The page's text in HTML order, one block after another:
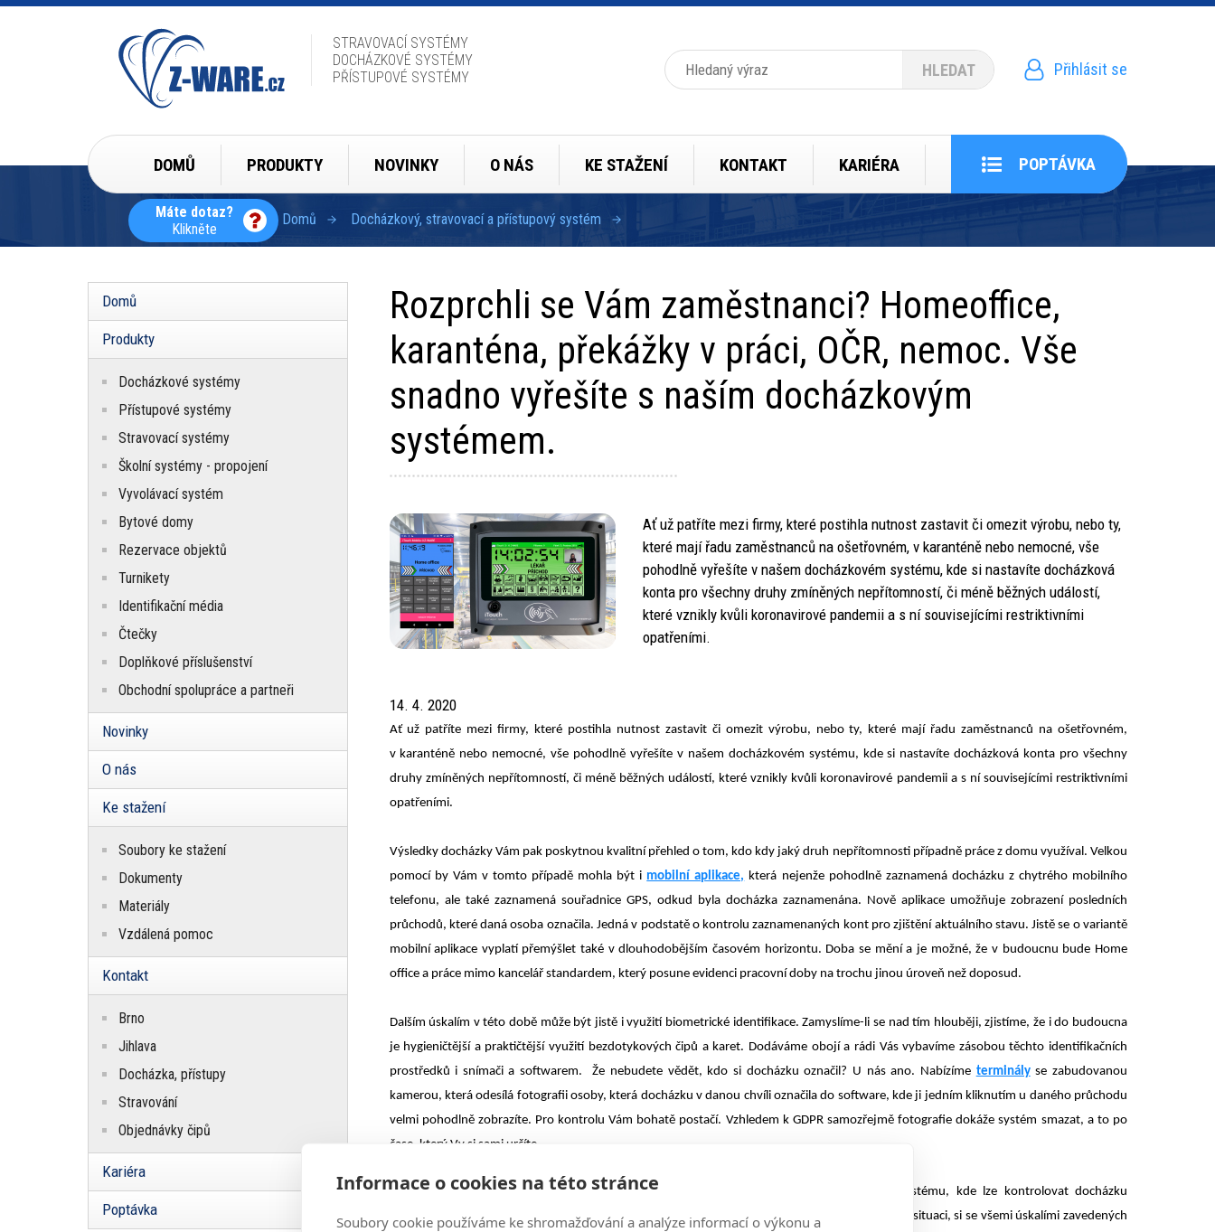
Informace o cookies na této stránce
Soubory cookie používáme ke shromažďování a analýze informací o výkonu a
Přejít
STRAVOVACÍ SYSTÉMY
DOCHÁZKOVÉ SYSTÉMY
PŘÍSTUPOVÉ SYSTÉMY
Menu
účtu
Přihlásit se
Hledat
Hlavní
navigace
DOMŮ PRODUKTY NOVINKY O NÁS KE STAŽENÍ KONTAKT KARIÉRA POPTÁVKA
Máte dotaz?
Klikněte
Drobečková
Domů Docházkový, stravovací a přístupový systém
Rozprchli se Vám zaměstnanci? Homeoffice,
karanténa, překážky v práci, OČR, nemoc. Vše
snadno vyřešíte s naším docházkovým
systémem.
Ať už patříte mezi firmy, které postihla nutnost zastavit či omezit výrobu, nebo ty,
které mají řadu zaměstnanců na ošetřovném, v karanténě nebo nemocné, vše
pohodlně vyřešíte v našem docházkovém systému, kde si nastavíte docházková
konta pro všechny druhy zmíněných nepřítomností, či méně běžných událostí,
které vznikly kvůli koronavirové pandemii a s ní souvisejícími restriktivními
opatřeními.
14. 4. 2020
Ať už patříte mezi firmy, které postihla nutnost zastavit či omezit výrobu, nebo ty, které mají řadu zaměstnanců na ošetřovném,
v karanténě nebo nemocné, vše pohodlně vyřešíte v našem docházkovém systému, kde si nastavíte docházková konta pro všechny
druhy zmíněných nepřítomností, či méně běžných událostí, které vznikly kvůli koronavirové pandemii a s ní souvisejícími restriktivními
opatřeními.
Výsledky docházky Vám pak poskytnou kvalitní přehled o tom, kdo kdy jaký druh nepřítomnosti případně práce z domu využíval. Velkou
pomocí by Vám v tomto případě mohla být i mobilní aplikace, která nejenže pohodlně zaznamená docházku z chytrého mobilního
telefonu, ale také zaznamená souřadnice GPS, odkud byla docházka zaznamenána. Nově aplikace umožňuje zobrazení posledních
průchodů, které daná osoba označila. Jedná v podstatě o kontrolu zaznamenaných kont pro zjištění aktuálního stavu. Jistě se o variantě
mobilní aplikace vyplatí přemýšlet také v dlouhodobějším časovém horizontu. Doba se mění a je možné, že v budoucnu bude Home
office a práce mimo kancelář standardem, který posune evidenci pracovní doby na trochu jinou úroveň než doposud.
Dalším úskalím v této době může být jistě i využití biometrické identifikace. Zamyslíme-li se nad tím hlouběji, zjistíme, že i do budoucna
je hygieničtější a praktičtější využití bezdotykových čipů a karet. Dodáváme obojí a rádi Vás vybavíme zásobou těchto identifikačních
prostředků i snímači a softwarem. Že nebudete vědět, kdo si docházku označil? U nás ano. Nabízíme terminályse zabudovanou
kamerou, která odesílá fotografii osoby, která docházku v danou chvíli označila do software, kde ji jedním kliknutím u daného průchodu
velmi pohodlně zobrazíte. Pro kontrolu Vám bohatě postačí. Vzhledem k GDPR samozřejmě fotografie dokáže systém smazat, a to po
čase, který Vy si sami určíte.
Pro kontrolu docházky vzdáleně, pak můžete využívat webové rozhraní docházkového systému, kde lze kontrolovat docházku
zaměstnanců případně i z pohodlí Vašeho domova. Doufáme, že i v dnešní, pro nás úplně nové situaci, si se všemi úskalími zavedených
Hlavní
navigace
Domů
Produkty
Docházkové systémy
Přístupové systémy
Stravovací systémy
Školní systémy - propojení
Vyvolávací systém
Bytové domy
Rezervace objektů
Turnikety
Identifikační média
Čtečky
Doplňkové příslušenství
Obchodní spolupráce a partneři
Novinky
O nás
Ke stažení
Soubory ke stažení
Dokumenty
Materiály
Vzdálená pomoc
Kontakt
Brno
Jihlava
Docházka, přístupy
Stravování
Objednávky čipů
Kariéra
Poptávka